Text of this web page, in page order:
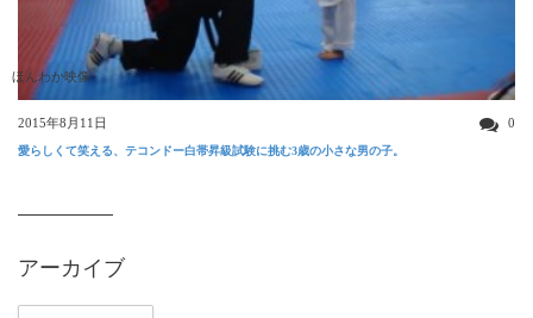
ほんわか映像
2015年8月11日 0
愛らしくて笑える、テコンドー白帯昇級試験に挑む3歳の小さな男の子。
アーカイブ